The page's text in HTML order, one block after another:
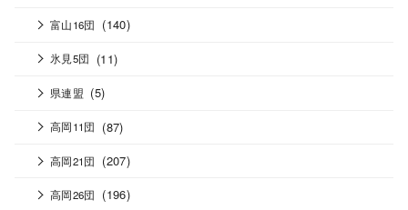
富山16団 (140)
氷見5団 (11)
県連盟 (5)
高岡11団 (87)
高岡21団 (207)
高岡26団 (196)